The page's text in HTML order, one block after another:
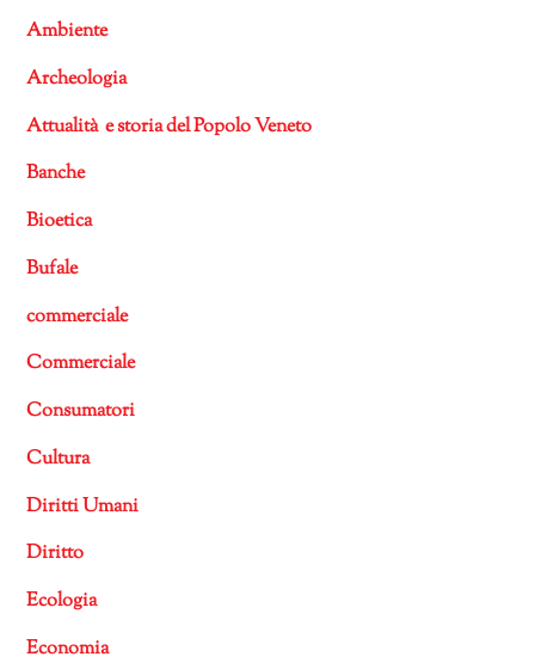
Ambiente
Archeologia
Attualità e storia del Popolo Veneto
Banche
Bioetica
Bufale
commerciale
Commerciale
Consumatori
Cultura
Diritti Umani
Diritto
Ecologia
Economia